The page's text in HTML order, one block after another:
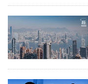
欄
訂
閱
區